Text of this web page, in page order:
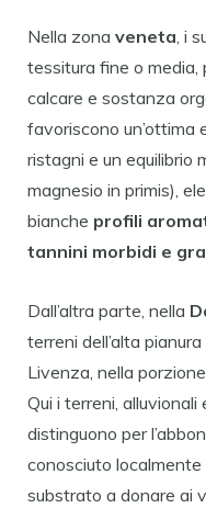
Nella zona veneta, i
tessitura fine o media,
calcare e sostanza
favoriscono un’ottima
ristagni e un equilibrio
magnesio in primis),
bianche profili
tannini morbidi e
Dall’altra parte, nella
terreni dell’alta
Livenza, nella
Qui i terreni,
distinguono per
conosciuto
substrato a donare ai